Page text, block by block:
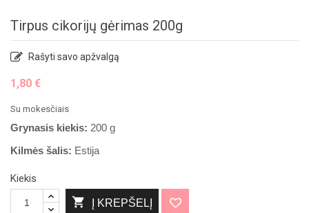
Tirpus cikorijų gėrimas 200g
Rašyti savo apžvalgą
1,80 €
Su mokesčiais
Grynasis kiekis: 200 g
Kilmės šalis: Estija
Kiekis
 Į KREPŠELĮ